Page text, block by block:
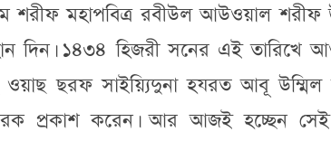
শরীফ মহাপবিত্র রবীউল আউওয়াল শরীফ
দিন। ১৪৩৪ হিজরী সনের এই তারিখে
ওয়াছ ছরফ সাইয়্যিদুনা হযরত আবূ
প্রকাশ করেন। আর আজই হচ্ছেন সেই